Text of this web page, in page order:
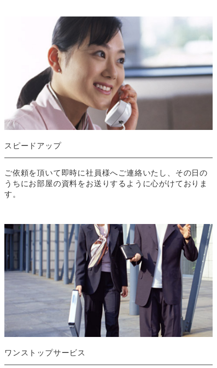
スピードアップ
ご依頼を頂いて即時に社員様へご連絡いたし、その日の
うちにお部屋の資料をお送りするように心がけておりま
す。
ワンストップサービス